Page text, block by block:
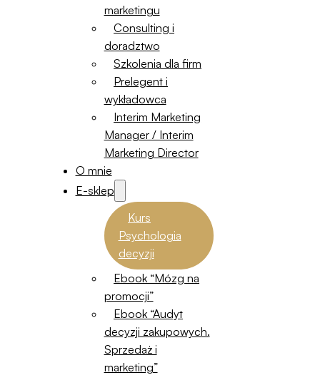
marketingu
Consulting i
doradztwo
Szkolenia dla firm
Prelegent i
wykładowca
Interim Marketing
Manager / Interim
Marketing Director
O mnie
E-sklep
Kurs
Psychologia
decyzji
Ebook “Mózg na
promocji”
Ebook “Audyt
decyzji zakupowych.
Sprzedaż i
marketing”